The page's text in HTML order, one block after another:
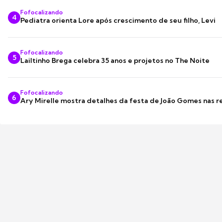
4
Fofocalizando
Pediatra orienta Lore após crescimento de seu filho, Levi
5
Fofocalizando
Lailtinho Brega celebra 35 anos e projetos no The Noite
6
Fofocalizando
Ary Mirelle mostra detalhes da festa de João Gomes nas